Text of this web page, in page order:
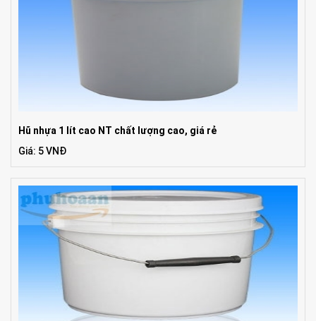
Hũ nhựa 1 lít cao NT chất lượng cao, giá rẻ
Giá: 5 VNĐ